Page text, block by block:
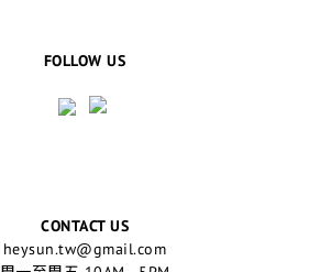
FOLLOW US
CONTACT US
heysun.tw@gmail.com